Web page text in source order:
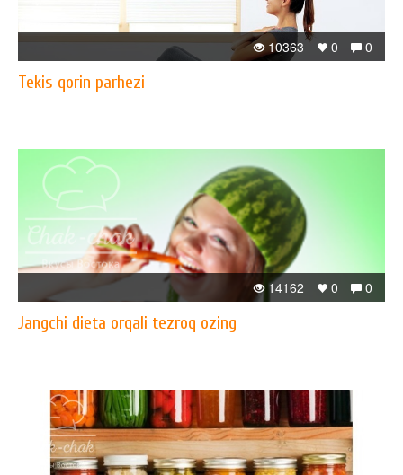
0
0
10363
Tekis qorin parhezi
0
0
14162
Jangchi dieta orqali tezroq ozing